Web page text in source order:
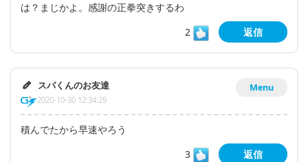
は？まじかよ。感謝の正拳突きするわ
2
返信
Menu
スパくんのお友達
2020-10-30 12:34:29
積んでたから早速やろう
3
返信